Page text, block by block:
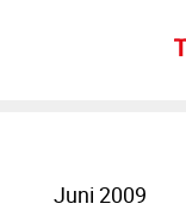
Juni 2009